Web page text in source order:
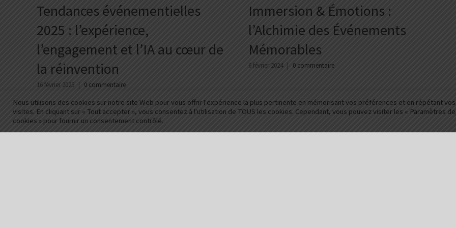
Tendances événementielles
2025 : l’expérience,
l’engagement et l’IA au cœur de
la réinvention
16 février 2025 | 0 commentaire
Immersion & Émotions :
l’Alchimie des Événements
Mémorables
6 février 2024 | 0 commentaire
Nous utilisons des cookies sur notre site Web pour vous offrir l'expérience la plus pertinente en mémorisant vos préférences et en répétant vos
visites. En cliquant sur « Tout accepter », vous consentez à l'utilisation de TOUS les cookies. Cependant, vous pouvez visiter les « Paramètres
cookies » pour fournir un consentement contrôlé.